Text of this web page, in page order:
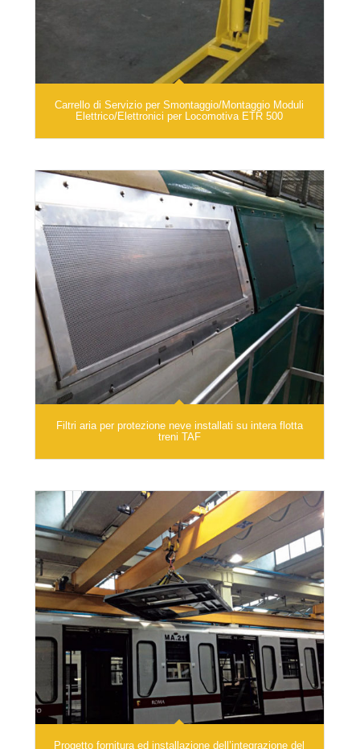
Carrello di Servizio per Smontaggio/Montaggio Moduli
Elettrico/Elettronici per Locomotiva ETR 500
Filtri aria per protezione neve installati su intera flotta
treni TAF
Progetto fornitura ed installazione dell’integrazione del